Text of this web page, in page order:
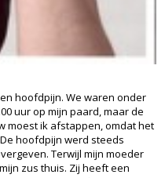
hoofdpijn. We waren onder
uur op mijn paard, maar de
moest ik afstappen, omdat het
hoofdpijn werd steeds
Terwijl mijn moeder
zus thuis. Zij heeft een